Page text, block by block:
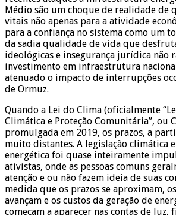
Médio são um choque de realidade de
vitais não apenas para a atividade
para a confiança no sistema como um
da sadia qualidade de vida que
ideológicas e insegurança jurídica não
investimento em infraestrutura
atenuado o impacto de interrupções
de Ormuz.
Quando a Lei do Clima (oficialmente
Climática e Proteção Comunitária”, ou
promulgada em 2019, os prazos, a
muito distantes. A legislação climática
energética foi quase inteiramente
ativistas, onde as pessoas comuns
atenção e ou não fazem ideia de suas
medida que os prazos se aproximam,
avançam e os custos da geração de
começam a aparecer nas contas de luz,